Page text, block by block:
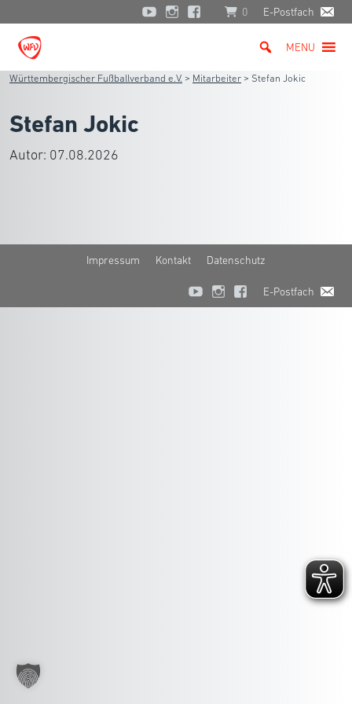
0 E-Postfach
MENU
Württembergischer Fußballverband e.V. > Mitarbeiter > Stefan Jokic
Stefan Jokic
Autor: 07.08.2026
Impressum Kontakt Datenschutz
E-Postfach